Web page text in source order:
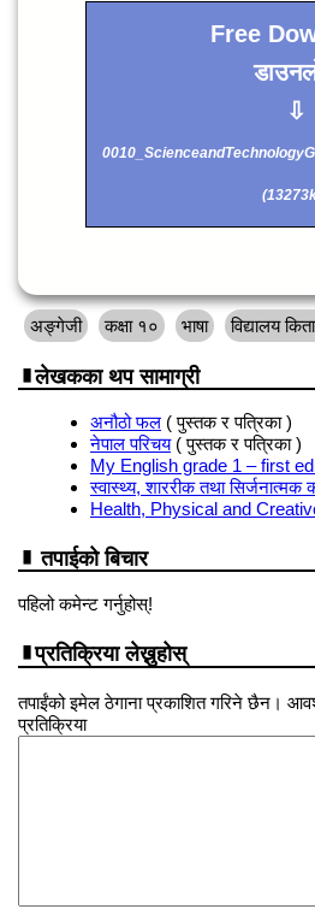
Free
⇩
अङ्गेजी कक्षा १० भाषा विद्यालय
लेखकका थप सामाग्री
अनौठो फल ( पुस्तक र पत्रिका )
नेपाल परिचय( पुस्तक र पत्रिका )
My English grade 1 – first
स्वास्थ्य, शाररीक तथा सिर्जनात्मक
Health, Physical and
तपाईको बिचार
पहिलो कमेन्ट गर्नुहोस्!
प्रतिक्रिया लेख्नुहोस्
तपाईंको इमेल ठेगाना प्रकाशित गरिने छैन।
प्रतिक्रिया